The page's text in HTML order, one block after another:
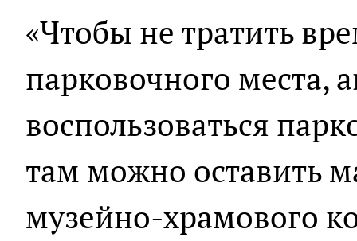
«Чтобы не тратить
парковочного места,
воспользоваться
там можно оставить
музейно-храмового